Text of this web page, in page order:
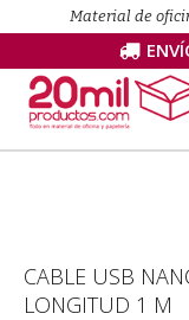
Material de
CABLE USB
LONGITUD 1 M